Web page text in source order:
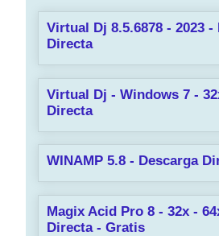
Virtual Dj 8.5.6878 - 2023 -
Directa
Virtual Dj - Windows 7 -
Directa
WINAMP 5.8 - Descarga
Magix Acid Pro 8 - 32x -
Directa - Gratis